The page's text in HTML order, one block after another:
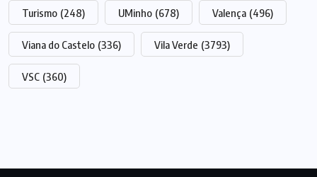
Turismo (248) UMinho (678) Valença (496)
Viana do Castelo (336) Vila Verde (3793)
VSC (360)